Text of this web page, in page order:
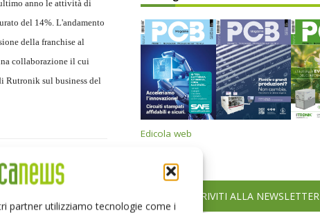
partner utilizziamo tecnologie come i
anno le attività di
del 14%. L'andamento
della franchise al
collaborazione il cui
Rutronik sul business del
Edicola web
ISCRIVITI ALLA NEWSLETTER